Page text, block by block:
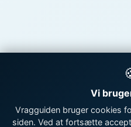
Vi
Vragguiden bruger cookies
siden. Ved at fortsætte